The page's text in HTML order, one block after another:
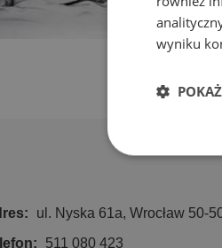
ul. Nyska 61a, Wrocław 50-
511 080 423
wyniku